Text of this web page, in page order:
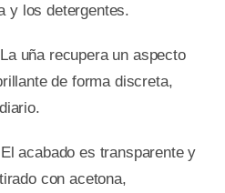
y los detergentes.
La uña recupera un aspecto
de forma discreta,
El acabado es transparente y
con acetona,